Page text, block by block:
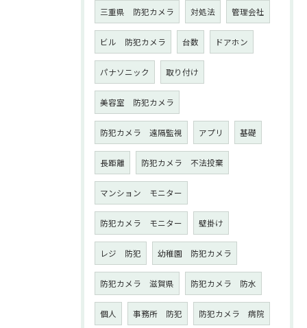
三重県 防犯カメラ 対処法 管理会社
ビル 防犯カメラ 台数 ドアホン
パナソニック 取り付け
美容室 防犯カメラ
防犯カメラ 遠隔監視 アプリ 基礎
長距離 防犯カメラ 不法投棄
マンション モニター
防犯カメラ モニター 壁掛け
レジ 防犯 幼稚園 防犯カメラ
防犯カメラ 滋賀県 防犯カメラ 防水
個人 事務所 防犯 防犯カメラ 病院